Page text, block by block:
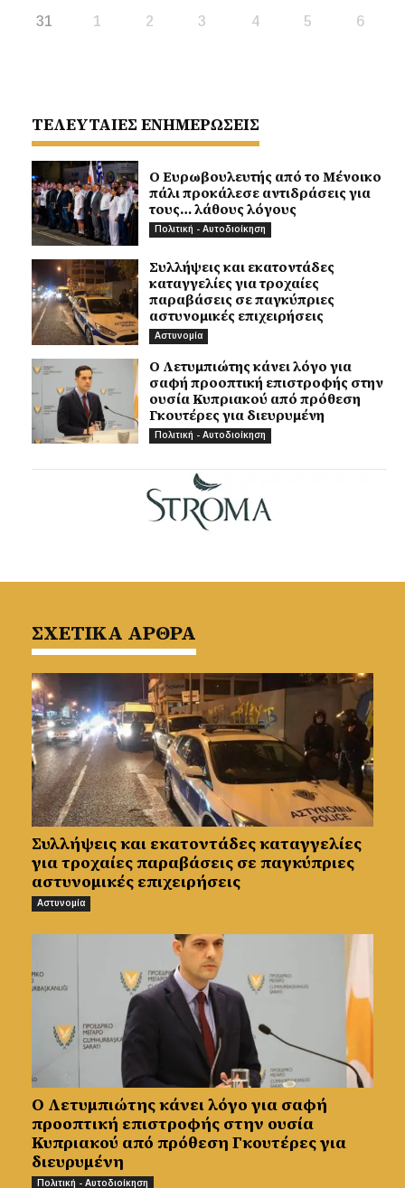
31 1 2 3 4 5 6
ΤΕΛΕΥΤΑΙΕΣ ΕΝΗΜΕΡΩΣΕΙΣ
Ο Ευρωβουλευτής από το Μένοικο
πάλι προκάλεσε αντιδράσεις για
τους… λάθους λόγους
Πολιτική - Αυτοδιοίκηση
Συλλήψεις και εκατοντάδες
καταγγελίες για τροχαίες
παραβάσεις σε παγκύπριες
αστυνομικές επιχειρήσεις
Αστυνομία
Ο Λετυμπιώτης κάνει λόγο για
σαφή προοπτική επιστροφής στην
ουσία Κυπριακού από πρόθεση
Γκουτέρες για διευρυμένη
Πολιτική - Αυτοδιοίκηση
ΣΧΕΤΙΚΑ ΑΡΘΡΑ
Συλλήψεις και εκατοντάδες καταγγελίες
για τροχαίες παραβάσεις σε παγκύπριες
αστυνομικές επιχειρήσεις
Αστυνομία
Ο Λετυμπιώτης κάνει λόγο για σαφή
προοπτική επιστροφής στην ουσία
Κυπριακού από πρόθεση Γκουτέρες για
διευρυμένη
Πολιτική - Αυτοδιοίκηση